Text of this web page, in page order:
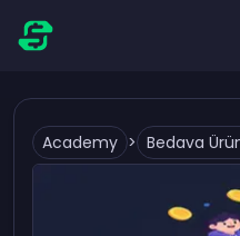
Academy > Bedava